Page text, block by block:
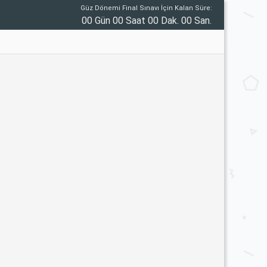
Güz Dönemi Final Sınavı İçin Kalan Süre:
00 Gün 00 Saat 00 Dak. 00 San.